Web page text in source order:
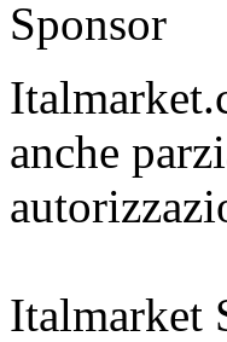
Sponsor
anche
Italmarket